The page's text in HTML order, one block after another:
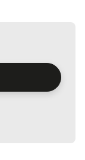
профиль
в одном